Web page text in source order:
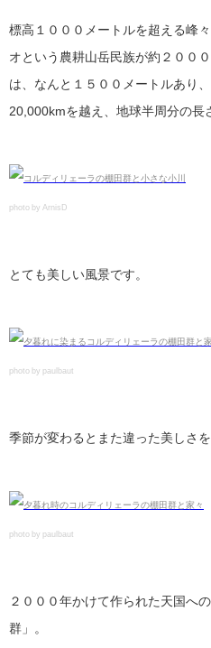
標高１０００メートルを超える峰
オという農耕山岳民族が約２００
は、なんと１５００メートルあり
20,000kmを越え、地球半周分の長
photo by ArnisD
とても美しい風景です。
photo by paulbaut
季節が変わるとまた違った美しさ
photo by paulbaut
２０００年かけて作られた天国へ
群」。